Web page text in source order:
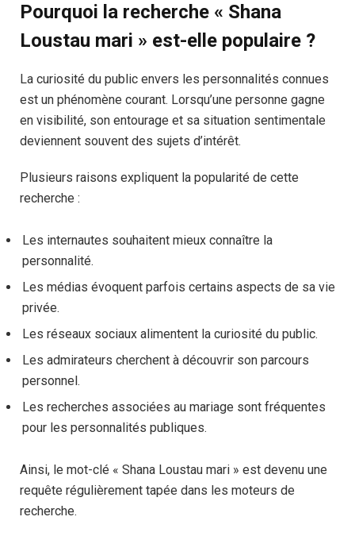
Pourquoi la recherche « Shana
Loustau mari » est-elle populaire ?
La curiosité du public envers les personnalités connues
est un phénomène courant. Lorsqu’une personne gagne
en visibilité, son entourage et sa situation sentimentale
deviennent souvent des sujets d’intérêt.
Plusieurs raisons expliquent la popularité de cette
recherche :
Les internautes souhaitent mieux connaître la
personnalité.
Les médias évoquent parfois certains aspects de sa vie
privée.
Les réseaux sociaux alimentent la curiosité du public.
Les admirateurs cherchent à découvrir son parcours
personnel.
Les recherches associées au mariage sont fréquentes
pour les personnalités publiques.
Ainsi, le mot-clé « Shana Loustau mari » est devenu une
requête régulièrement tapée dans les moteurs de
recherche.